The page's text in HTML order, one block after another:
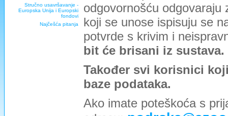
Stručno usavršavanje -
Europska Unija i Europski
fondovi
Najčešća pitanja
odgovornošću
koji se unose ispisuju se
potvrde s krivim i
bit će brisani iz sustava.
Također svi korisnici
baze podataka.
Ako imate poteškoća s